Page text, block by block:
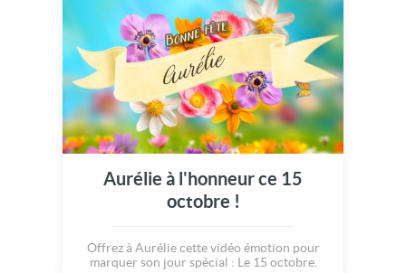
Aurélie à l'honneur ce 15
octobre !
Offrez à Aurélie cette vidéo émotion pour
marquer son jour spécial : Le 15 octobre.